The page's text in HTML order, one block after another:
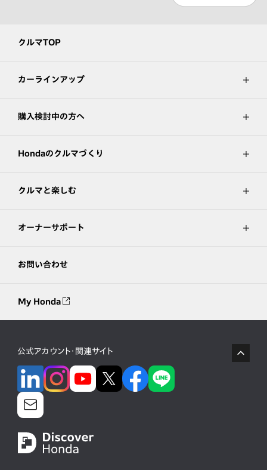
クルマTOP
カーラインアップ
購入検討中の方へ
Hondaのクルマづくり
クルマと楽しむ
オーナーサポート
お問い合わせ
My Honda
公式アカウント・関連サイト